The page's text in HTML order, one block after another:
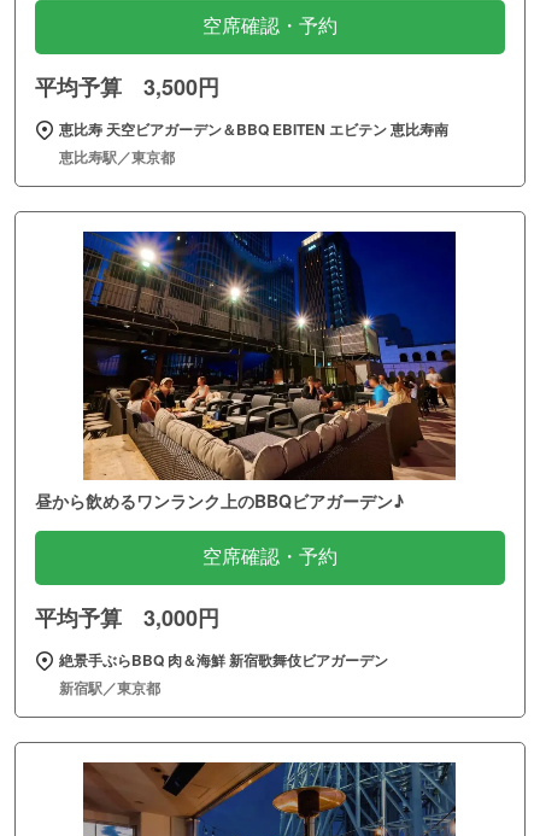
空席確認・予約
平均予算 3,500円
恵比寿 天空ビアガーデン＆BBQ EBITEN エビテン 恵比寿南
恵比寿駅／東京都
昼から飲めるワンランク上のBBQビアガーデン♪
空席確認・予約
平均予算 3,000円
絶景手ぶらBBQ 肉＆海鮮 新宿歌舞伎ビアガーデン
新宿駅／東京都